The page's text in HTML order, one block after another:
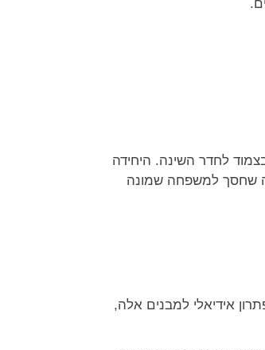
לחדר השינה. היחידה
שחסך למשפחה שמונה
אידיאלי למבנים אלה,